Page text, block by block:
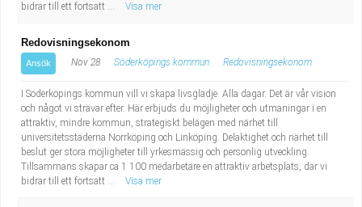
bidrar till ett fortsatt ...
Visa mer
Redovisningsekonom
Ansök Nov 28 Söderköpings kommun Redovisningsekonom
I Söderköpings kommun vill vi skapa livsglädje. Alla dagar. Det är vår vision
och något vi strävar efter. Här erbjuds du möjligheter och utmaningar i en
attraktiv, mindre kommun, strategiskt belägen med närhet till
universitetsstäderna Norrköping och Linköping. Delaktighet och närhet till
beslut ger stora möjligheter till yrkesmässig och personlig utveckling.
Tillsammans skapar ca 1 100 medarbetare en attraktiv arbetsplats, där vi
bidrar till ett fortsatt ...
Visa mer